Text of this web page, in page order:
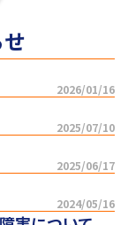
2026/01/16
2025/07/10
2025/06/17
2024/05/16